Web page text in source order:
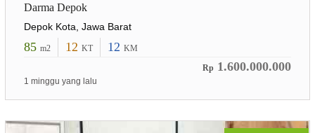
Darma Depok
Depok Kota, Jawa Barat
85 m2 12 KT 12 KM
Rp 1.600.000.000
1 minggu yang lalu